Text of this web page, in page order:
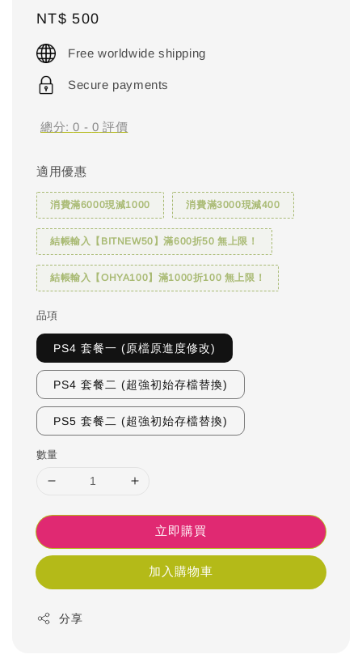
Regular
price
NT$ 500
Free worldwide shipping
Secure payments
總分:0 - 0 評價
適用優惠
消費滿6000現減1000 消費滿3000現減400
結帳輸入【BITNEW50】滿600折50 無上限！
結帳輸入【OHYA100】滿1000折100 無上限！
品項
PS4 套餐一 (原檔原進度修改)
PS4 套餐二 (超強初始存檔替換)
PS5 套餐二 (超強初始存檔替換)
數量
立即購買
加入購物車
分享